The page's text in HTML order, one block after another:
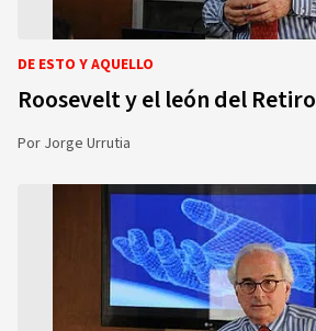
DE ESTO Y AQUELLO
Roosevelt y el león del Retiro
Por Jorge Urrutia